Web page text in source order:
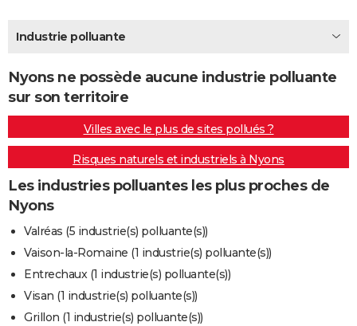
BONS PLANS
CARTE DE VOEUX
Carte de Noël
Carte Bonne année
Carte Saint-Valentin
Carte Pâques
Carte d'anniversaire
DICTIONNAIRE
Dictionnaire
Biographies
Citations
Expressions
Proverbes
PROGRAMME TV
COPAINS D'AVANT
Se connecter
Entreprises
Service militaire
Avis de recherche
AVIS DE DÉCÈS
FORUM
Bricolage
Industrie polluante
Nyons ne possède aucune industrie polluante
sur son territoire
Villes avec le plus de sites pollués ?
Risques naturels et industriels à Nyons
Les industries polluantes les plus proches de
Nyons
Valréas (5 industrie(s) polluante(s))
Vaison-la-Romaine (1 industrie(s) polluante(s))
Entrechaux (1 industrie(s) polluante(s))
Visan (1 industrie(s) polluante(s))
Grillon (1 industrie(s) polluante(s))